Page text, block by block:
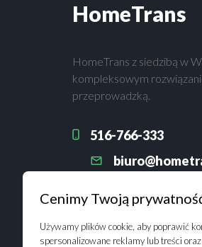
HomeTrans
HomeTrans z siedzibą w
kompleksowym
przeprowadzką.
516-766-333
Cenimy Twoją
Używamy plików cookie, aby poprawić
spersonalizowane reklamy lub treści